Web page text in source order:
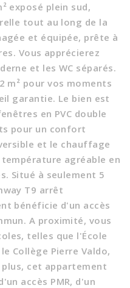
exposé plein sud,
tout au long de la
et équipée, prête à
Vous apprécierez
et les WC séparés.
m² pour vos moments
garantie. Le bien est
en PVC double
pour un confort
et le chauffage
agréable en
Situé à seulement 5
T9 arrêt
bénéficie d'un accès
A proximité, vous
telles que l'École
Collège Pierre Valdo,
cet appartement
accès PMR, d'un